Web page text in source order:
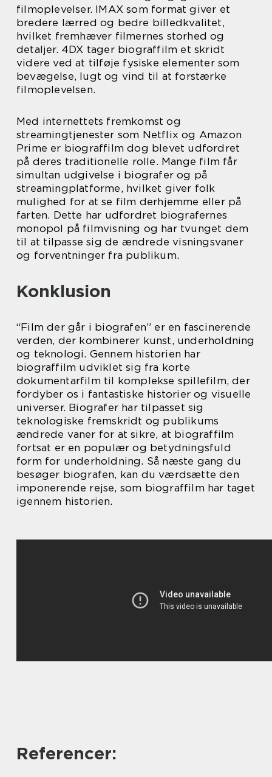
filmoplevelser. IMAX som format giver et
bredere lærred og bedre billedkvalitet,
hvilket fremhæver filmernes storhed og
detaljer. 4DX tager biograffilm et skridt
videre ved at tilføje fysiske elementer som
bevægelse, lugt og vind til at forstærke
filmoplevelsen.
Med internettets fremkomst og
streamingtjenester som Netflix og Amazon
Prime er biograffilm dog blevet udfordret
på deres traditionelle rolle. Mange film får
simultan udgivelse i biografer og på
streamingplatforme, hvilket giver folk
mulighed for at se film derhjemme eller på
farten. Dette har udfordret biografernes
monopol på filmvisning og har tvunget dem
til at tilpasse sig de ændrede visningsvaner
og forventninger fra publikum.
Konklusion
“Film der går i biografen” er en fascinerende
verden, der kombinerer kunst, underholdning
og teknologi. Gennem historien har
biograffilm udviklet sig fra korte
dokumentarfilm til komplekse spillefilm, der
fordyber os i fantastiske historier og visuelle
universer. Biografer har tilpasset sig
teknologiske fremskridt og publikums
ændrede vaner for at sikre, at biograffilm
fortsat er en populær og betydningsfuld
form for underholdning. Så næste gang du
besøger biografen, kan du værdsætte den
imponerende rejse, som biograffilm har taget
igennem historien.
Referencer: